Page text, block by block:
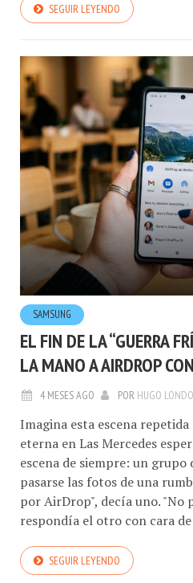
SEGUIR LEYENDO
SAMSUNG
EL FIN DE LA “GUERRA
LA MANO A AIRDROP
4 MESES AGO POR HUGO
Imagina esta escena
eterna en Las Mercedes
escena de siempre: un
pasarse las fotos de una
por AirDrop", decía uno. "No
respondía el otro con cara
SEGUIR LEYENDO